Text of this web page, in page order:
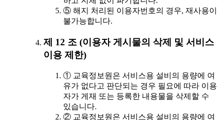
⑤ 해지 처리된 이용자번호의 경우, 재사용이
불가능합니다.
제 12 조 (이용자 게시물의 삭제 및 서비스
이용 제한)
① 교육정보원은 서비스용 설비의 용량에 여
유가 없다고 판단되는 경우 필요에 따라 이용
자가 게재 또는 등록한 내용물을 삭제할 수
있습니다.
② 교육정보원은 서비스용 설비의 용량에 여